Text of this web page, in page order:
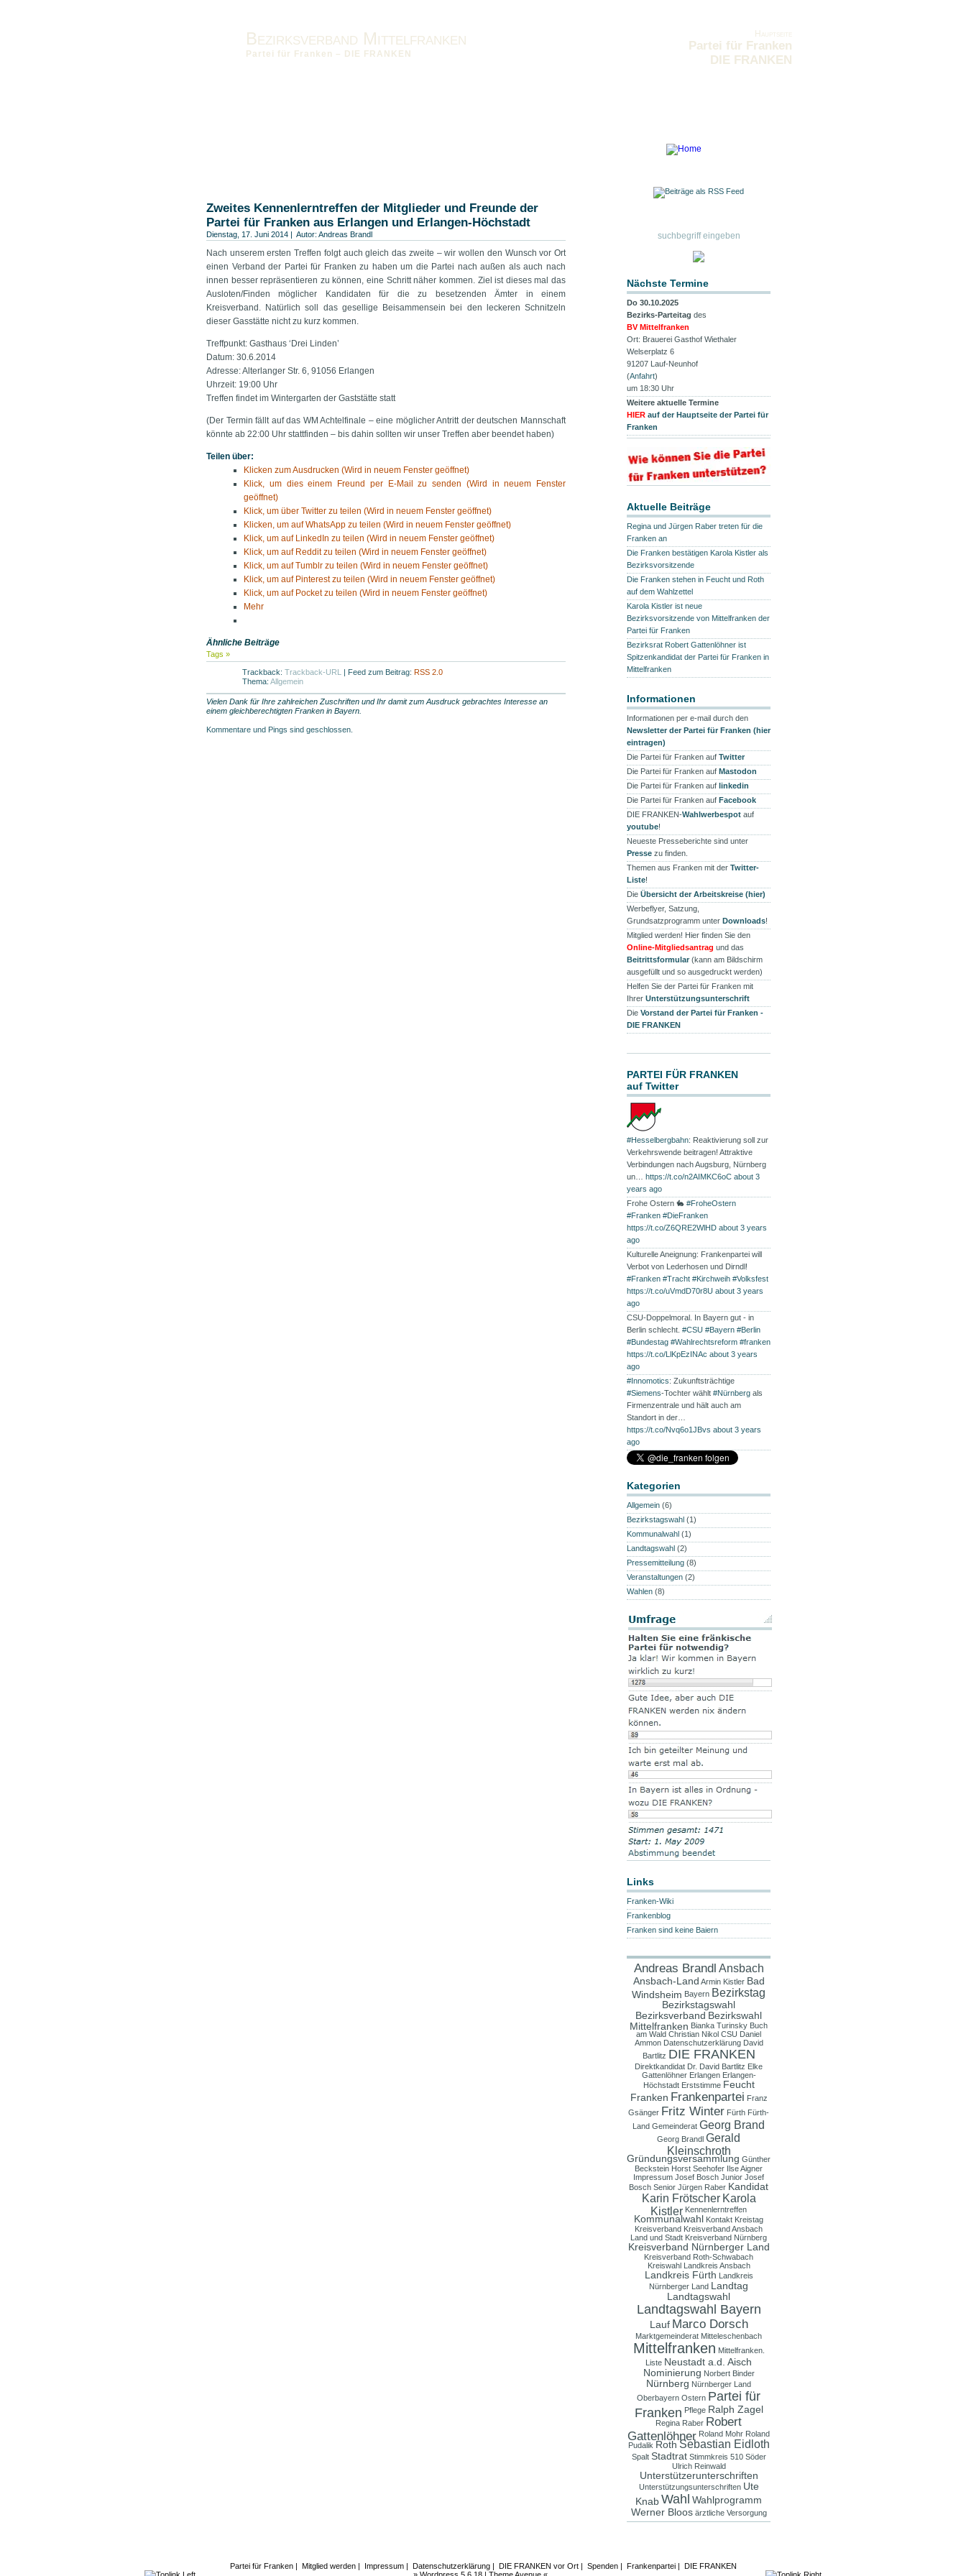
Hauptseite
Partei für Franken
DIE FRANKEN
Bezirksverband Mittelfranken
Partei für Franken – DIE FRANKEN
Zweites Kennenlerntreffen der Mitglieder und Freunde der
Partei für Franken aus Erlangen und Erlangen-Höchstadt
Dienstag, 17. Juni 2014 | Autor: Andreas Brandl
Nach unserem ersten Treffen folgt auch gleich das zweite – wir wollen den Wunsch vor Ort
einen Verband der Partei für Franken zu haben um die Partei nach außen als auch nach
innen besser repräsentieren zu können, eine Schritt näher kommen. Ziel ist dieses mal das
Ausloten/Finden möglicher Kandidaten für die zu besetzenden Ämter in einem
Kreisverband. Natürlich soll das gesellige Beisammensein bei den leckeren Schnitzeln
dieser Gasstätte nicht zu kurz kommen.
Treffpunkt: Gasthaus ‘Drei Linden’
Datum: 30.6.2014
Adresse: Alterlanger Str. 6, 91056 Erlangen
Uhrzeit: 19:00 Uhr
Treffen findet im Wintergarten der Gaststätte statt
(Der Termin fällt auf das WM Achtelfinale – eine möglicher Antritt der deutschen Mannschaft
könnte ab 22:00 Uhr stattfinden – bis dahin sollten wir unser Treffen aber beendet haben)
Teilen über:
Klicken zum Ausdrucken (Wird in neuem Fenster geöffnet)
Klick, um dies einem Freund per E-Mail zu senden (Wird in neuem Fenster
geöffnet)
Klick, um über Twitter zu teilen (Wird in neuem Fenster geöffnet)
Klicken, um auf WhatsApp zu teilen (Wird in neuem Fenster geöffnet)
Klick, um auf LinkedIn zu teilen (Wird in neuem Fenster geöffnet)
Klick, um auf Reddit zu teilen (Wird in neuem Fenster geöffnet)
Klick, um auf Tumblr zu teilen (Wird in neuem Fenster geöffnet)
Klick, um auf Pinterest zu teilen (Wird in neuem Fenster geöffnet)
Klick, um auf Pocket zu teilen (Wird in neuem Fenster geöffnet)
Mehr
Ähnliche Beiträge
Tags »
Trackback: Trackback-URL | Feed zum Beitrag: RSS 2.0
Thema: Allgemein
Vielen Dank für Ihre zahlreichen Zuschriften und Ihr damit zum Ausdruck gebrachtes Interesse an
einem gleichberechtigten Franken in Bayern.
Kommentare und Pings sind geschlossen.
Nächste Termine
Do 30.10.2025
Bezirks-Parteitag des
BV Mittelfranken
Ort: Brauerei Gasthof Wiethaler
Welserplatz 6
91207 Lauf-Neunhof
(Anfahrt)
um 18:30 Uhr
Weitere aktuelle Termine
HIER auf der Hauptseite der Partei für
Franken
Aktuelle Beiträge
Regina und Jürgen Raber treten für die
Franken an
Die Franken bestätigen Karola Kistler als
Bezirksvorsitzende
Die Franken stehen in Feucht und Roth
auf dem Wahlzettel
Karola Kistler ist neue
Bezirksvorsitzende von Mittelfranken der
Partei für Franken
Bezirksrat Robert Gattenlöhner ist
Spitzenkandidat der Partei für Franken in
Mittelfranken
Informationen
Informationen per e-mail durch den
Newsletter der Partei für Franken (hier
eintragen)
Die Partei für Franken auf Twitter
Die Partei für Franken auf Mastodon
Die Partei für Franken auf linkedin
Die Partei für Franken auf Facebook
DIE FRANKEN-Wahlwerbespot auf
youtube!
Neueste Presseberichte sind unter
Presse zu finden.
Themen aus Franken mit der Twitter-
Liste!
Die Übersicht der Arbeitskreise (hier)
Werbeflyer, Satzung,
Grundsatzprogramm unter Downloads!
Mitglied werden! Hier finden Sie den
Online-Mitgliedsantrag und das
Beitrittsformular (kann am Bildschirm
ausgefüllt und so ausgedruckt werden)
Helfen Sie der Partei für Franken mit
Ihrer Unterstützungsunterschrift
Die Vorstand der Partei für Franken -
DIE FRANKEN
PARTEI FÜR FRANKEN
auf Twitter
#Hesselbergbahn: Reaktivierung soll zur
Verkehrswende beitragen! Attraktive
Verbindungen nach Augsburg, Nürnberg
un… https://t.co/n2AIMKC6oC about 3
years ago
Frohe Ostern 🐇 #FroheOstern
#Franken #DieFranken
https://t.co/Z6QRE2WlHD about 3 years
ago
Kulturelle Aneignung: Frankenpartei will
Verbot von Lederhosen und Dirndl!
#Franken #Tracht #Kirchweih #Volksfest
https://t.co/uVmdD70r8U about 3 years
ago
CSU-Doppelmoral. In Bayern gut - in
Berlin schlecht. #CSU #Bayern #Berlin
#Bundestag #Wahlrechtsreform #franken
https://t.co/LlKpEzINAc about 3 years
ago
#Innomotics: Zukunftsträchtige
#Siemens-Tochter wählt #Nürnberg als
Firmenzentrale und hält auch am
Standort in der…
https://t.co/Nvq6o1JBvs about 3 years
ago
Kategorien
Allgemein (6)
Bezirkstagswahl (1)
Kommunalwahl (1)
Landtagswahl (2)
Pressemitteilung (8)
Veranstaltungen (2)
Wahlen (8)
Links
Franken-Wiki
Frankenblog
Franken sind keine Baiern
Andreas Brandl Ansbach
Ansbach-Land Armin Kistler Bad
Windsheim Bayern Bezirkstag
Bezirkstagswahl
Bezirksverband Bezirkswahl
Mittelfranken Bianka Turinsky Buch
am Wald Christian Nikol CSU Daniel
Ammon Datenschutzerklärung David
Bartlitz DIE FRANKEN
Direktkandidat Dr. David Bartlitz Elke
Gattenlöhner Erlangen Erlangen-
Höchstadt Erststimme Feucht
Franken Frankenpartei Franz
Gsänger Fritz Winter Fürth Fürth-
Land Gemeinderat Georg Brand
Georg Brandl Gerald
Kleinschroth
Gründungsversammlung Günther
Beckstein Horst Seehofer Ilse Aigner
Impressum Josef Bosch Junior Josef
Bosch Senior Jürgen Raber Kandidat
Karin Frötscher Karola
Kistler Kennenlerntreffen
Kommunalwahl Kontakt Kreistag
Kreisverband Kreisverband Ansbach
Land und Stadt Kreisverband Nürnberg
Kreisverband Nürnberger Land
Kreisverband Roth-Schwabach
Kreiswahl Landkreis Ansbach
Landkreis Fürth Landkreis
Nürnberger Land Landtag
Landtagswahl
Landtagswahl Bayern
Lauf Marco Dorsch
Marktgemeinderat Mitteleschenbach
Mittelfranken Mittelfranken.
Liste Neustadt a.d. Aisch
Nominierung Norbert Binder
Nürnberg Nürnberger Land
Oberbayern Ostern Partei für
Franken Pflege Ralph Zagel
Regina Raber Robert
Gattenlöhner Roland Mohr Roland
Pudalik Roth Sebastian Eidloth
Spalt Stadtrat Stimmkreis 510 Söder
Ulrich Reinwald
Unterstützerunterschriften
Unterstützungsunterschriften Ute
Knab Wahl Wahlprogramm
Werner Bloos ärztliche Versorgung
Partei für Franken| Mitglied werden| Impressum| Datenschutzerklärung| DIE FRANKEN vor Ort| Spenden| Frankenpartei|
DIE FRANKEN